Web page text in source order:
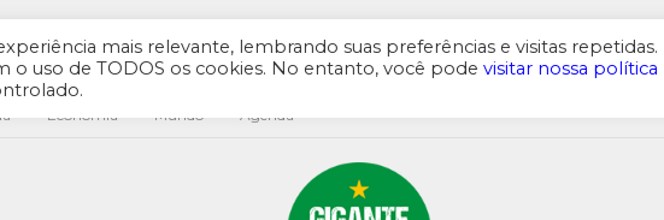
Economia Mundo Agenda
mais relevante, lembrando suas preferências e visitas repetidas.
o uso de TODOS os cookies. No entanto, você pode visitar nossa política